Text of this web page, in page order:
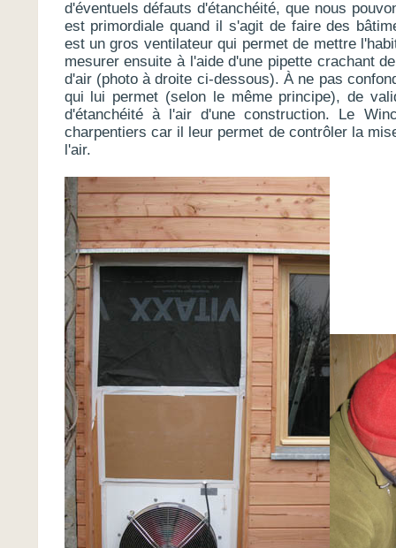
d'éventuels défauts d'étanchéité, que nous
est primordiale quand il s'agit de faire des
est un gros ventilateur qui permet de mettre
mesurer ensuite à l'aide d'une pipette crachant
d'air (photo à droite ci-dessous). À ne pas
qui lui permet (selon le même principe), de
d'étanchéité à l'air d'une construction. Le
charpentiers car il leur permet de contrôler la
l'air.